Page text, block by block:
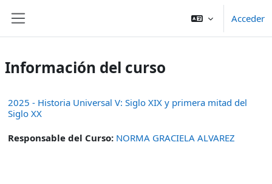
Acceder
Información del curso
2025 - Historia Universal V: Siglo XIX y primera mitad del
Siglo XX
Responsable del Curso: NORMA GRACIELA ALVAREZ